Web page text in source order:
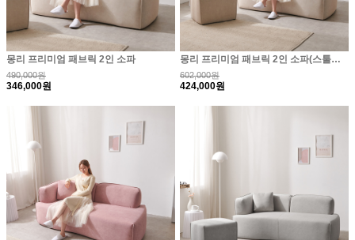
몽리 프리미엄 패브릭 2인 소파
490,000원
346,000원
몽리 프리미엄 패브릭 2인 소파(스툴포함)
602,000원
424,000원